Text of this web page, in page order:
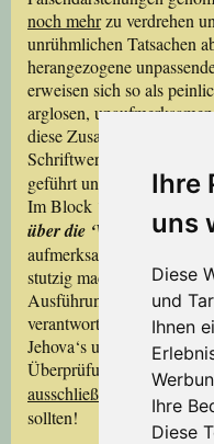
Ihre
uns
Diese
und
Ihnen
Ihre
Diese
noch mehrzu verdrehen
unrühmlichen Tatsachen
herangezogene
erweisen sich so als
arglosen,
diese Zusammenhänge
Schriftwerkes
geführt und verständlich
Im Block ‘R‘ des Bandes
über die ‘Wahrheit‘ wird
aufmerksam gemacht,
stutzig machen müßten,
Ausführungen
verantwortlichen
Jehova‘s und bei der
Überprüfung ihrer
ausschließlicher
sollten!